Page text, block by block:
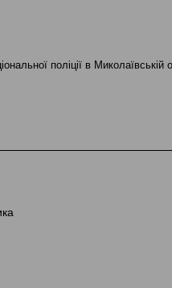
поліції в Миколаївській